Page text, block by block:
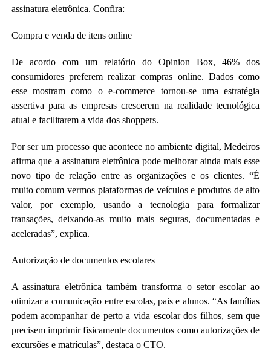
assinatura eletrônica. Confira:
Compra e venda de itens online
De acordo com um relatório do Opinion Box, 46% dos
consumidores preferem realizar compras online. Dados como
esse mostram como o e-commerce tornou-se uma estratégia
assertiva para as empresas crescerem na realidade tecnológica
atual e facilitarem a vida dos shoppers.
Por ser um processo que acontece no ambiente digital, Medeiros
afirma que a assinatura eletrônica pode melhorar ainda mais esse
novo tipo de relação entre as organizações e os clientes. “É
muito comum vermos plataformas de veículos e produtos de alto
valor, por exemplo, usando a tecnologia para formalizar
transações, deixando-as muito mais seguras, documentadas e
aceleradas”, explica.
Autorização de documentos escolares
A assinatura eletrônica também transforma o setor escolar ao
otimizar a comunicação entre escolas, pais e alunos. “As famílias
podem acompanhar de perto a vida escolar dos filhos, sem que
precisem imprimir fisicamente documentos como autorizações de
excursões e matrículas”, destaca o CTO.